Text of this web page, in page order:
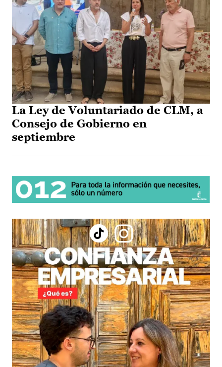
La Ley de Voluntariado de CLM, a
Consejo de Gobierno en
septiembre